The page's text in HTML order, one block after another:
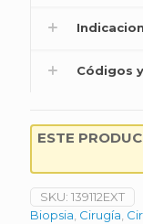
Códigos
ESTE
SKU: 139112EXT
Biopsia Cirugía